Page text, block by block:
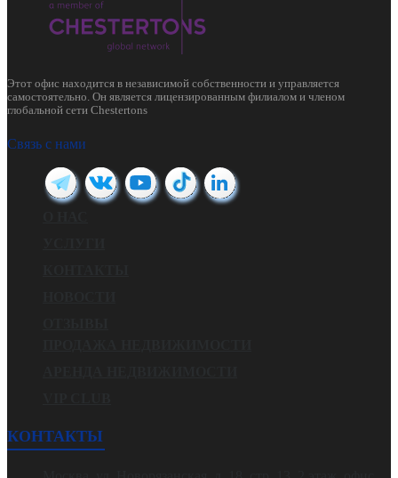
Этот офис находится в независимой собственности и управляется
самостоятельно. Он является лицензированным филиалом и членом
глобальной сети Chestertons
Связь с нами
КОНТАКТЫ